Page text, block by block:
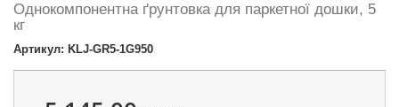
Однокомпонентна ґрунтовка для паркетної дошки, 5
кг
Артикул: KLJ-GR5-1G950